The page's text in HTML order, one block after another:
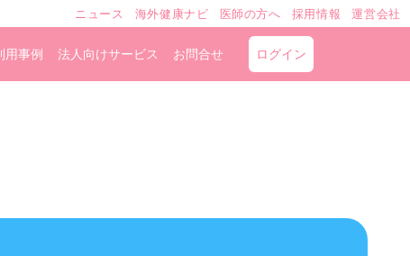
ニュース 海外健康ナビ 医師の方へ 採用情報 運営会社
用事例 法人向けサービス お問合せ ログイン